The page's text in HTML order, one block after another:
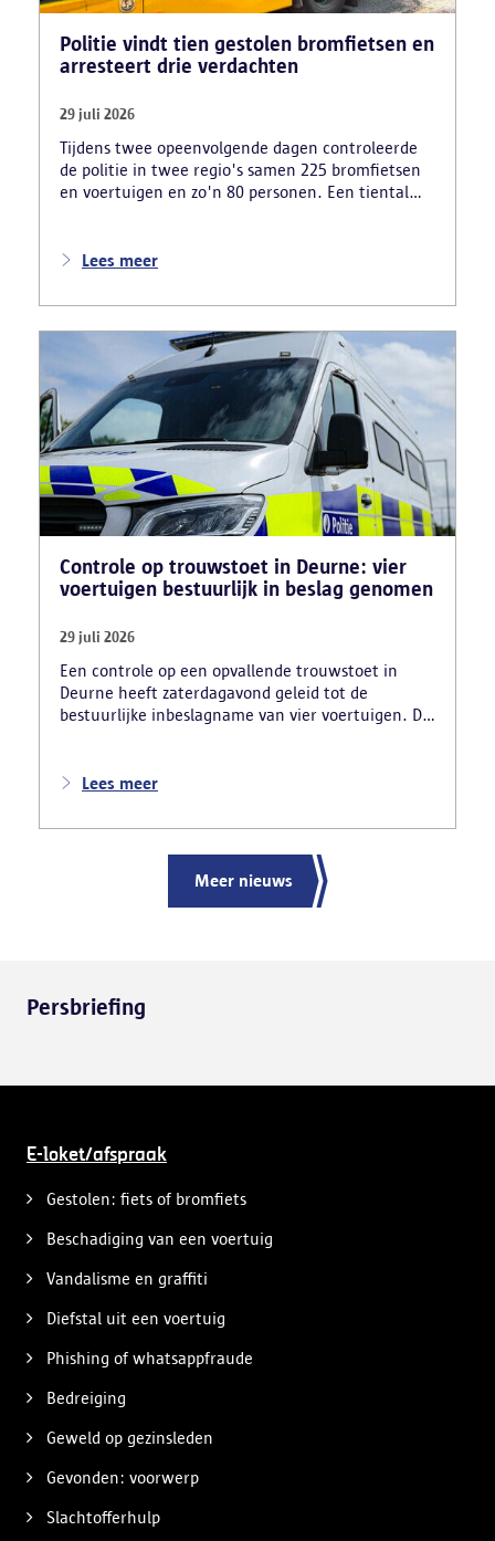
Politie vindt tien gestolen bromfietsen en
arresteert drie verdachten
29 juli 2026
Tijdens twee opeenvolgende dagen controleerde
de politie in twee regio's samen 225 bromfietsen
en voertuigen en zo'n 80 personen. Een tiental
beslag genomen. Daarnaast arresteerde de politie
motorblokken en inbrekersmateriaal gevonden.
Lees meer
Controle op trouwstoet in Deurne: vier
voertuigen bestuurlijk in beslag genomen
29 juli 2026
Een controle op een opvallende trouwstoet in
Deurne heeft zaterdagavond geleid tot de
bestuurlijke inbeslagname van vier voertuigen. De
nadat meerdere weggebruikers melding hadden
ernstige verkeershinder die dat als gevolg had.
Lees meer
Meer nieuws
Persbriefing
E-loket/afspraak
Gestolen: fiets of bromfiets
Beschadiging van een voertuig
Vandalisme en graffiti
Diefstal uit een voertuig
Phishing of whatsappfraude
Bedreiging
Geweld op gezinsleden
Gevonden: voorwerp
Slachtofferhulp